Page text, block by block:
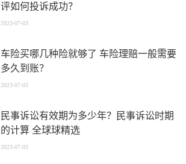
评如何投诉成功？
2023-07-03
车险买哪几种险就够了 车险理赔一般需要
多久到账？
2023-07-03
民事诉讼有效期为多少年？民事诉讼时期
的计算 全球球精选
2023-07-03